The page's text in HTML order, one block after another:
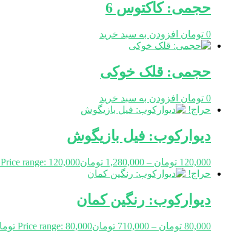
حجمی: کاکتوس 6
0 تومان افزودن به سبد خرید
حجمی: قلک خوکی
0 تومان افزودن به سبد خرید
حراج!
دیوارکوب: فیل بازیگوش
120,000 تومان –
1,280,000 تومانPrice range: 120,000 تومان through 1,280,000 تومان
حراج!
دیوارکوب: رنگین کمان
80,000 تومان –
710,000 تومانPrice range: 80,000 تومان through 710,000 تومان